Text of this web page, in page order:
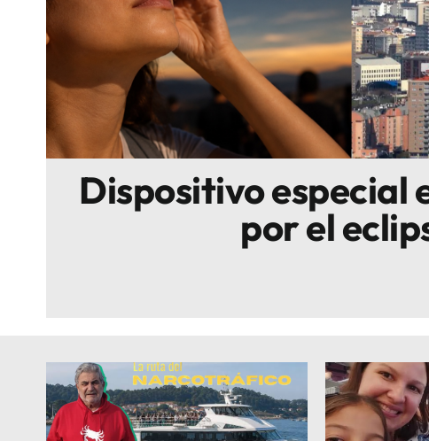
Dispositivo especial
por el